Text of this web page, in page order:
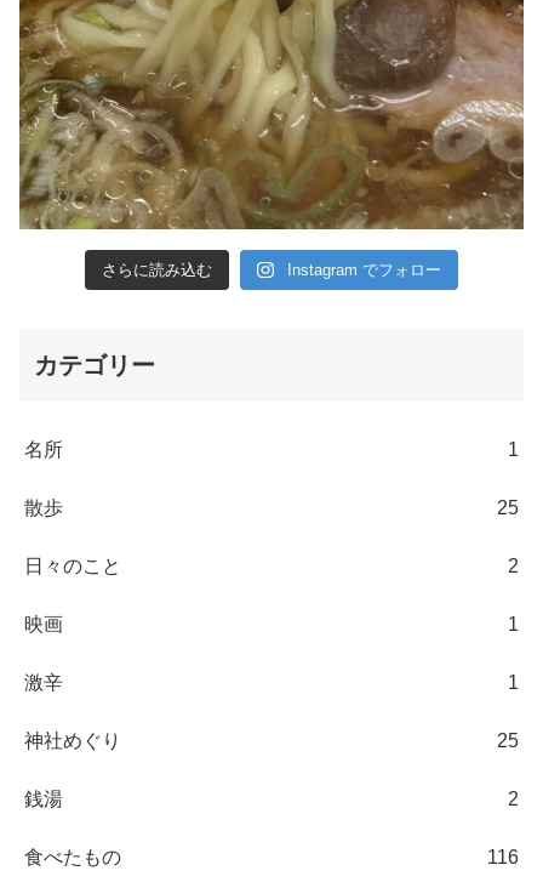
さらに読み込む Instagram でフォロー
カテゴリー
名所 1
散歩 25
日々のこと 2
映画 1
激辛 1
神社めぐり 25
銭湯 2
食べたもの 116